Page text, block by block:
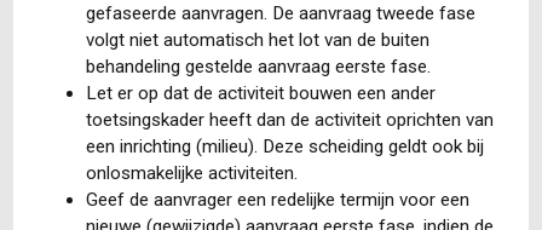
gefaseerde aanvragen. De aanvraag tweede fase
volgt niet automatisch het lot van de buiten
behandeling gestelde aanvraag eerste fase.
Let er op dat de activiteit bouwen een ander
toetsingskader heeft dan de activiteit oprichten van
een inrichting (milieu). Deze scheiding geldt ook bij
onlosmakelijke activiteiten.
Geef de aanvrager een redelijke termijn voor een